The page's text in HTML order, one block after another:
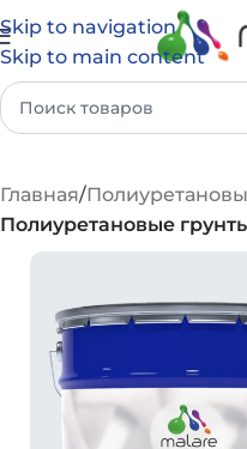
Skip to navigation
Skip to main content
Главная
Полиуретановые